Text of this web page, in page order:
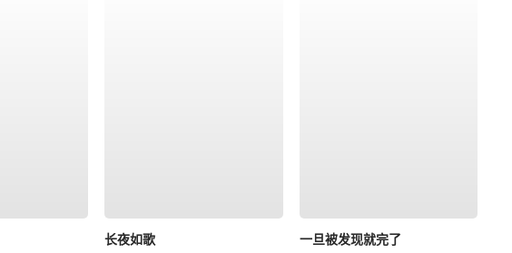
长夜如歌
一旦被发现就完了